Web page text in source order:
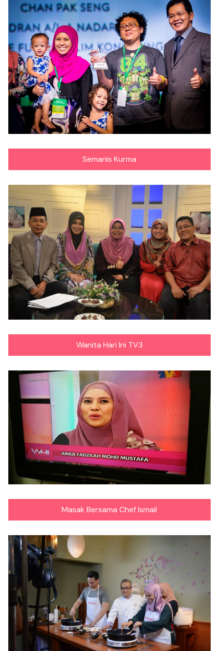
Semanis Kurma
Wanita Hari Ini TV3
Masak Bersama Chef Ismail